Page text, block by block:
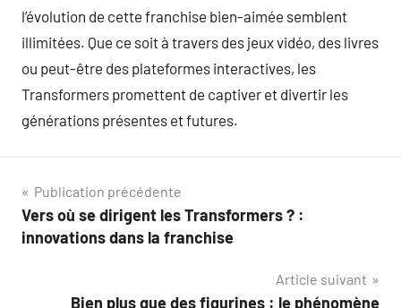
l’évolution de cette franchise bien-aimée semblent
illimitées. Que ce soit à travers des jeux vidéo, des livres
ou peut-être des plateformes interactives, les
Transformers promettent de captiver et divertir les
générations présentes et futures.
Navigation
de
Publication précédente
Vers où se dirigent les Transformers ? :
innovations dans la franchise
Article suivant
Bien plus que des figurines : le phénomène